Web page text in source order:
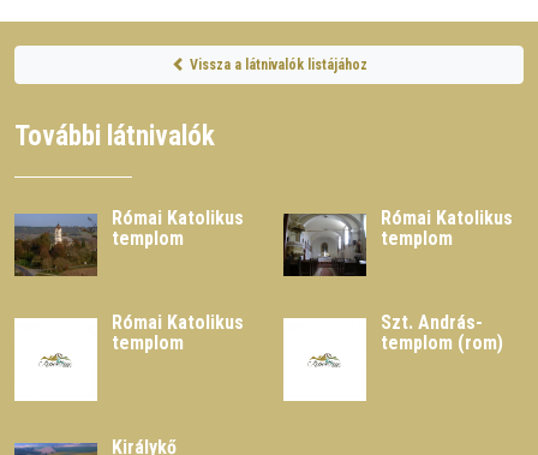
Vissza a látnivalók listájához
További látnivalók
Római Katolikus
templom
Római Katolikus
templom
Római Katolikus
templom
Szt. András-
templom (rom)
Királykő